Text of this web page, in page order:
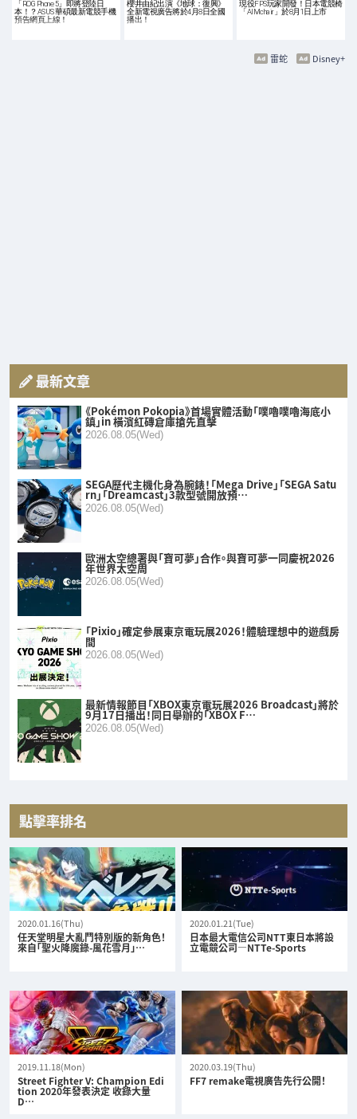
「ROG Phone 5」即將登陸日
本！？ASUS 華碩最新電競手機
預告網頁上線！
櫻井由紀出演《地球：復興》
全新電視廣告將於4月8日全國
播出！
現役FPS玩家開發！日本電競椅
「AIMchair」於8月1日上市
Disney+
雷蛇
最新文章
《Pokémon Pokopia》首場實體活動「噗嚕噗嚕海底小
鎮」in 橫濱紅磚倉庫搶先直擊
2026.08.05(Wed)
SEGA歷代主機化身為腕錶！「Mega Drive」「SEGA Satu
rn」「Dreamcast」3款型號開放預…
2026.08.05(Wed)
歐洲太空總署與「寶可夢」合作。與寶可夢一同慶祝2026
年世界太空周
2026.08.05(Wed)
「Pixio」確定參展東京電玩展2026！體驗理想中的遊戲房
間
2026.08.05(Wed)
最新情報節目「XBOX東京電玩展2026 Broadcast」將於
9月17日播出！同日舉辦的「XBOX F…
2026.08.05(Wed)
點擊率排名
2020.01.16(Thu)
任天堂明星大亂鬥特別版的新角色！
來自「聖火降魔錄-風花雪月」…
2020.01.21(Tue)
日本最大電信公司NTT東日本將設
立電競公司—NTTe-Sports
2019.11.18(Mon)
Street Fighter V: Champion Edi
tion 2020年發表決定 收錄大量
D…
2020.03.19(Thu)
FF7 remake電視廣告先行公開！